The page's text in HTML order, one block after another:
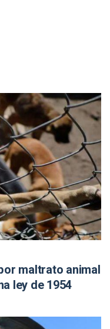
maltrato animal
ley de 1954